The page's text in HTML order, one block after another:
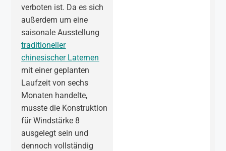
verboten ist. Da es sich
außerdem um eine
saisonale Ausstellung
traditioneller
chinesischer Laternen
mit einer geplanten
Laufzeit von sechs
Monaten handelte,
musste die Konstruktion
für Windstärke 8
ausgelegt sein und
dennoch vollständig